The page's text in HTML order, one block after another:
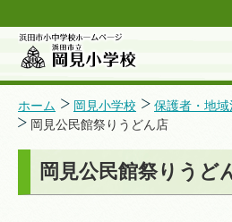
浜田市小中学校ホームページ
ホーム 岡見小学校 保護者・地域
岡見公民館祭りうどん店
岡見公民館祭りうど